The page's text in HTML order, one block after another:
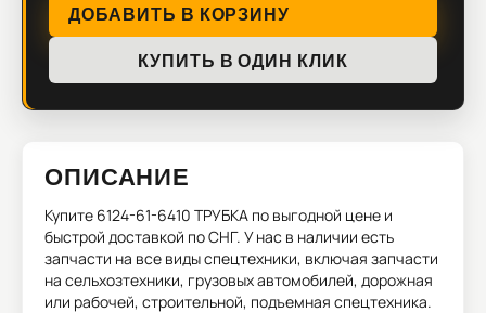
ДОБАВИТЬ В КОРЗИНУ
КУПИТЬ В ОДИН КЛИК
ОПИСАНИЕ
Купите 6124-61-6410 ТРУБКА по выгодной цене и
быстрой доставкой по СНГ. У нас в наличии есть
запчасти на все виды спецтехники, включая запчасти
на сельхозтехники, грузовых автомобилей, дорожная
или рабочей, строительной, подъемная спецтехника.